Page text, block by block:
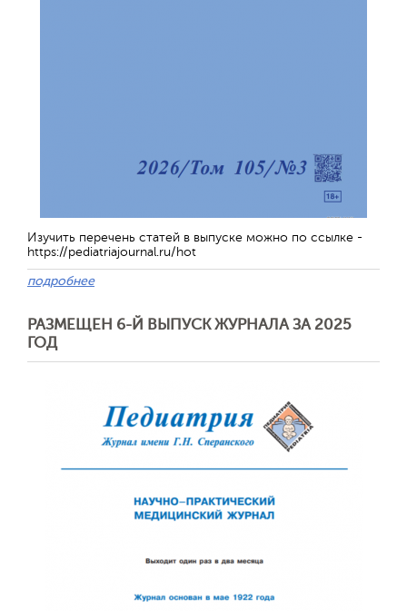
Изучить перечень статей в выпуске можно по ссылке -
https://pediatriajournal.ru/hot
подробнее
РАЗМЕЩЕН 6-Й ВЫПУСК ЖУРНАЛА ЗА 2025
ГОД
Обратная